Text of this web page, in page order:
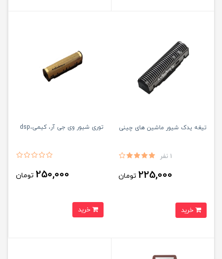
تیغه یدک شیور ماشین های چینی
1 نفر
225,000 تومان
توری شیور وی جی آر، کیمی،dsp
250,000 تومان